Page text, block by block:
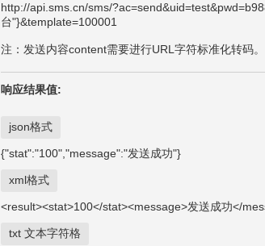
http://api.sms.cn/sms/
台"}&template=100001
注：发送内容content需要进行URL字符标准化转码。
响应结果值:
json格式
{"stat":"100","message":"发送成功"}
xml格式
<result><stat>100</stat><message>发送成功</
txt 文本字符格